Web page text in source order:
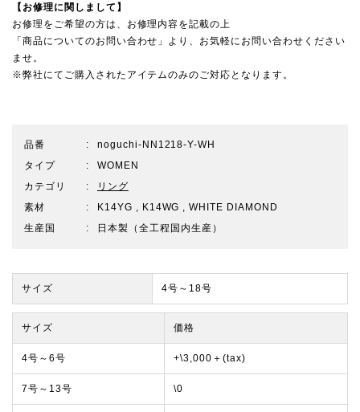
【お修理に関しまして】
お修理をご希望の方は、お修理内容を記載の上
「商品についてのお問い合わせ」より、お気軽にお問い合わせください
ませ。
※弊社にてご購入されたアイテムのみのご対応となります。
品番
noguchi-NN1218-Y-WH
タイプ
WOMEN
カテゴリ
リング
素材
K14YG , K14WG , WHITE DIAMOND
生産国
日本製（全工程国内生産）
サイズ 4号～18号
サイズ 価格
4号～6号 +\3,000＋(tax)
7号～13号 \0